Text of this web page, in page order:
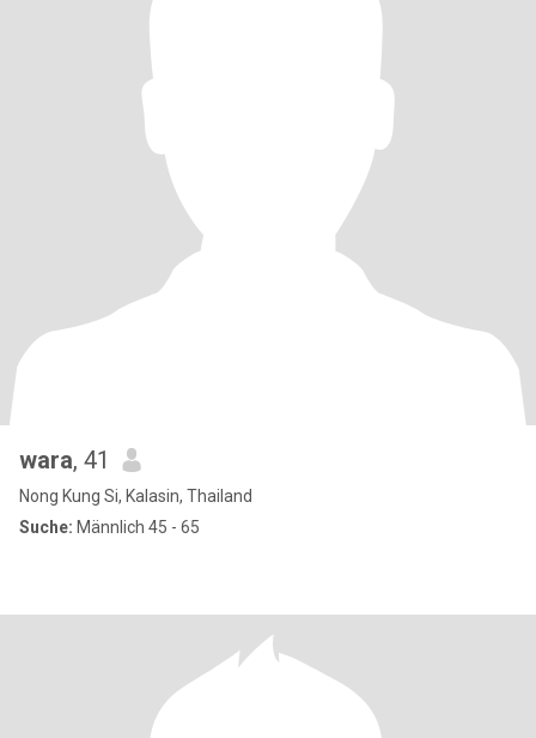
wara, 41
Nong Kung Si, Kalasin, Thailand
Suche: Männlich 45 - 65